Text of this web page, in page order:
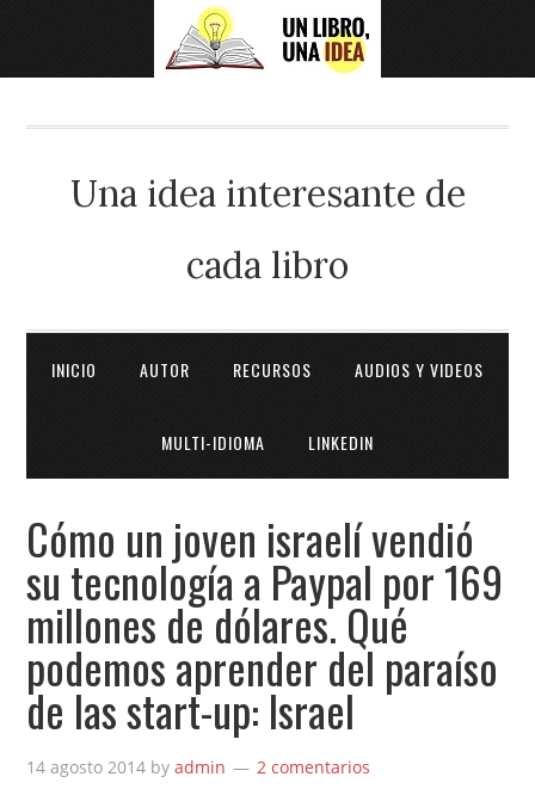
Una idea interesante de
cada libro
INICIO AUTOR RECURSOS AUDIOS Y VIDEOS
MULTI-IDIOMA LINKEDIN
Cómo un joven israelí vendió
su tecnología a Paypal por 169
millones de dólares. Qué
podemos aprender del paraíso
de las start-up: Israel
14 agosto 2014 byadmin 2 comentarios